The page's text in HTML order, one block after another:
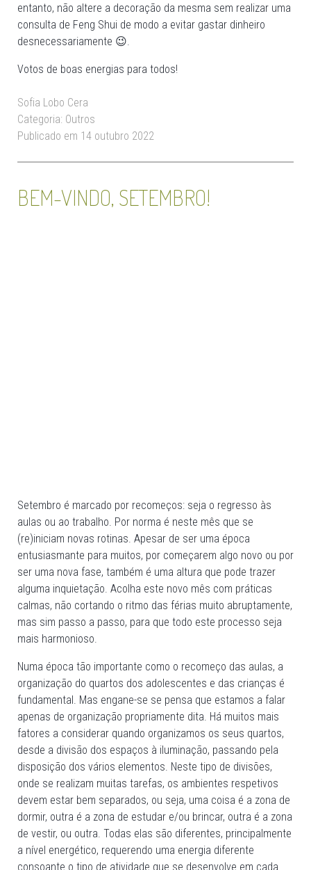
entanto, não altere a decoração da mesma sem realizar uma
consulta de Feng Shui de modo a evitar gastar dinheiro
desnecessariamente 😉.
Votos de boas energias para todos!
Sofia Lobo Cera
Categoria: Outros
Publicado em 14 outubro 2022
BEM-VINDO, SETEMBRO!
Setembro é marcado por recomeços: seja o regresso às
aulas ou ao trabalho. Por norma é neste mês que se
(re)iniciam novas rotinas. Apesar de ser uma época
entusiasmante para muitos, por começarem algo novo ou por
ser uma nova fase, também é uma altura que pode trazer
alguma inquietação. Acolha este novo mês com práticas
calmas, não cortando o ritmo das férias muito abruptamente,
mas sim passo a passo, para que todo este processo seja
mais harmonioso.
Numa época tão importante como o recomeço das aulas, a
organização do quartos dos adolescentes e das crianças é
fundamental. Mas engane-se se pensa que estamos a falar
apenas de organização propriamente dita. Há muitos mais
fatores a considerar quando organizamos os seus quartos,
desde a divisão dos espaços à iluminação, passando pela
disposição dos vários elementos. Neste tipo de divisões,
onde se realizam muitas tarefas, os ambientes respetivos
devem estar bem separados, ou seja, uma coisa é a zona de
dormir, outra é a zona de estudar e/ou brincar, outra é a zona
de vestir, ou outra. Todas elas são diferentes, principalmente
a nível energético, requerendo uma energia diferente
consoante o tipo de atividade que se desenvolve em cada